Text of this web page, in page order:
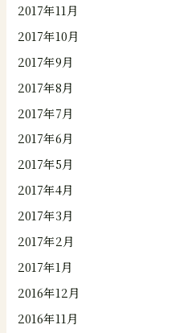
2017年11月
2017年10月
2017年9月
2017年8月
2017年7月
2017年6月
2017年5月
2017年4月
2017年3月
2017年2月
2017年1月
2016年12月
2016年11月